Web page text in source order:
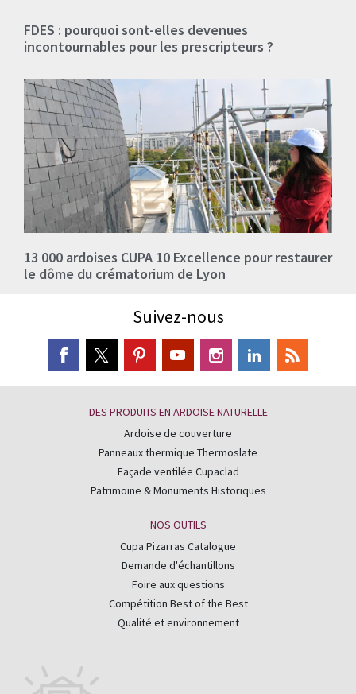
FDES : pourquoi sont-elles devenues
incontournables pour les prescripteurs ?
13 000 ardoises CUPA 10 Excellence pour restaurer
le dôme du crématorium de Lyon
Suivez-nous
DES PRODUITS EN ARDOISE NATURELLE
Ardoise de couverture
Panneaux thermique Thermoslate
Façade ventilée Cupaclad
Patrimoine & Monuments Historiques
NOS OUTILS
Cupa Pizarras Catalogue
Demande d'échantillons
Foire aux questions
Compétition Best of the Best
Qualité et environnement